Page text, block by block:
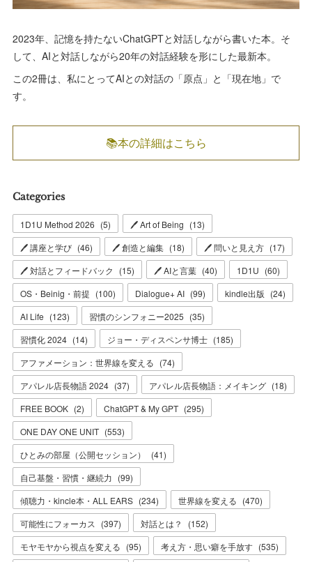
2023年、記憶を持たないChatGPTと対話しながら書いた本。そ
して、AIと対話しながら20年の対話経験を形にした最新本。
この2冊は、私にとってAIとの対話の「原点」と「現在地」で
す。
📚本の詳細はこちら
Categories
1D1U Method 2026 (5) 🖊 Art of Being (13)
🖊 講座と学び (46) 🖊 創造と編集 (18) 🖊 問いと見え方 (17)
🖊 対話とフィードバック
(15) 🖊 AIと言葉 (40) 1D1U (60)
OS・Beinig・前提 (100) Dialogue+ AI (99) kindle出版 (24)
AI Life (123) 習慣のシンフォニー2025 (35)
習慣化 2024 (14) ジョー・ディスペンサ博士 (185)
アファメーション：世界線を変える (74)
アパレル店長物語 2024 (37) アパレル店長物語：メイキング (18)
FREE BOOK (2) ChatGPT & My GPT (295)
ONE DAY ONE UNIT (553)
ひとみの部屋（公開セッション）
(41)
自己基盤・習慣・継続力 (99)
傾聴力・kincle本・ALL EARS (234) 世界線を変える (470)
可能性にフォーカス
(397) 対話とは？ (152)
モヤモヤから視点を変える (95) 考え方・思い癖を手放す (535)